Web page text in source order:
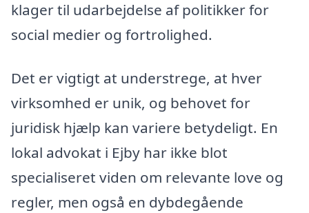
klager til udarbejdelse af politikker for
social medier og fortrolighed.
Det er vigtigt at understrege, at hver
virksomhed er unik, og behovet for
juridisk hjælp kan variere betydeligt. En
lokal advokat i Ejby har ikke blot
specialiseret viden om relevante love og
regler, men også en dybdegående